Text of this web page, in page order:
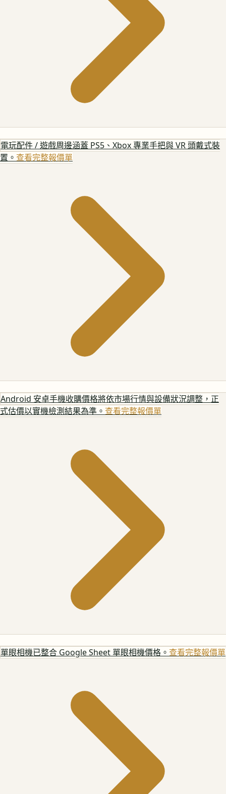
電玩配件 / 遊戲周邊涵蓋 PS5、Xbox 專業手把與 VR 頭戴式裝
置。 查看完整報價單
Android 安卓手機收購價格將依市場行情與設備狀況調整，正
式估價以實機檢測結果為準。 查看完整報價單
單眼相機已整合 Google Sheet 單眼相機價格。 查看完整報價單